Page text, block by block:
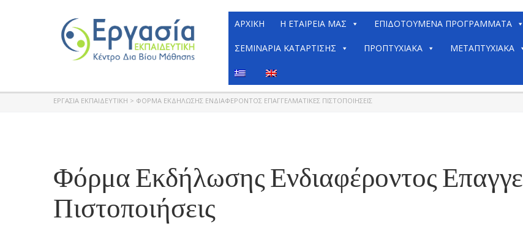
ΑΡΧΙΚΉ H ΕΤΑΙΡΕΊΑ ΜΑΣ ΕΠΙΔΟΤΟΥΜΕΝΑ ΠΡΟΓΡΑΜΜΑΤΑ
ΣΕΜΙΝΆΡΙΑ ΚΑΤΆΡΤΙΣΗΣ ΠΡΟΠΤΥΧΙΑΚΆ ΜΕΤΑΠΤΥΧΙΑΚΆ
ΕΡΓΑΣΊΑ ΕΚΠΑΙΔΕΥΤΙΚΉ > ΦΌΡΜΑ ΕΚΔΉΛΩΣΗΣ ΕΝΔΙΑΦΈΡΟΝΤΟΣ ΕΠΑΓΓΕΛΜΑΤΙΚΈΣ ΠΙΣΤΟΠΟΙΉΣΕΙΣ
Φόρμα Εκδήλωσης Ενδιαφέροντος
Πιστοποιήσεις